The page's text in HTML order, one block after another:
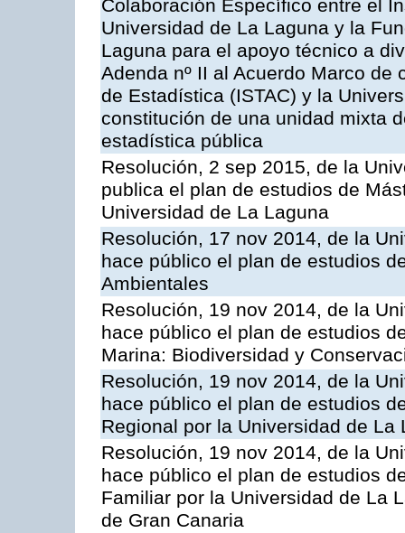
Colaboración Específico entre el
Universidad de La Laguna y la
Laguna para el apoyo técnico a
Adenda nº II al Acuerdo Marco
de Estadística (ISTAC) y la
constitución de una unidad mixta
estadística pública
Resolución, 2 sep 2015, de la
publica el plan de estudios de
Universidad de La Laguna
Resolución, 17 nov 2014, de la
hace público el plan de estudios
Ambientales
Resolución, 19 nov 2014, de la
hace público el plan de estudios
Marina: Biodiversidad y
Resolución, 19 nov 2014, de la
hace público el plan de estudios
Regional por la Universidad de La
Resolución, 19 nov 2014, de la
hace público el plan de estudios
Familiar por la Universidad de La
de Gran Canaria